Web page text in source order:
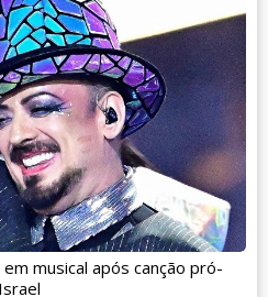
musical após canção pró-
Israel